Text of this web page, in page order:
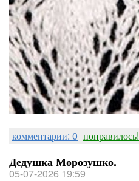
комментарии: 0 понравилось!
Дедушка Морозушко.
05-07-2026 19:59